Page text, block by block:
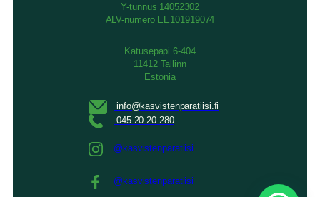
Y-tunnus 14052302
ALV-numero EE101919074
Katusepapi 6-404
11412 Tallinn
Estonia
@kasvistenparatiisi
@kasvistenparatiisi